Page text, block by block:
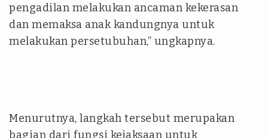
pengadilan melakukan ancaman kekerasan
dan memaksa anak kandungnya untuk
melakukan persetubuhan,” ungkapnya.
Menurutnya, langkah tersebut merupakan
bagian dari fungsi kejaksaan untuk